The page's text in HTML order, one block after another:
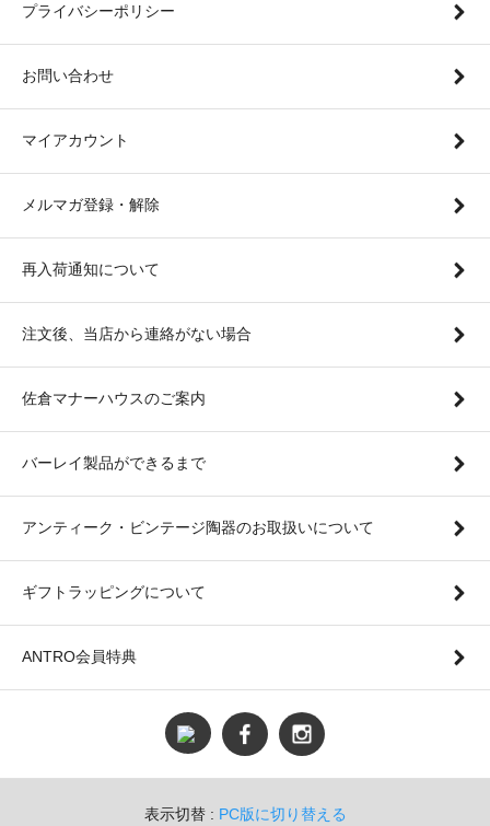
プライバシーポリシー
お問い合わせ
マイアカウント
メルマガ登録・解除
再入荷通知について
注文後、当店から連絡がない場合
佐倉マナーハウスのご案内
バーレイ製品ができるまで
アンティーク・ビンテージ陶器のお取扱いについて
ギフトラッピングについて
ANTRO会員特典
表示切替 : PC版に切り替える